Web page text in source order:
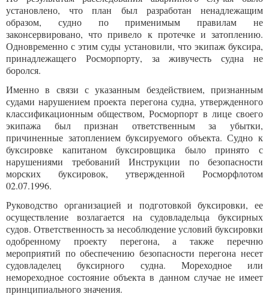
установлено, что план был разработан ненадлежащим
образом, судно по применимым правилам не
законсервировано, что привело к протечке и затоплению.
Одновременно с этим суды установили, что экипаж буксира,
принадлежащего Росморпорту, за живучесть судна не
боролся.
Именно в связи с указанным бездействием, признанным
судами нарушением проекта перегона судна, утвержденного
классификационным обществом, Росморпорт в лице своего
экипажа был признан ответственным за убытки,
причиненные затоплением буксируемого объекта. Судно к
буксировке капитаном буксировщика было принято с
нарушениями требований Инструкции по безопасности
морских буксировок, утвержденной Росморфлотом
02.07.1996.
Руководство организацией и подготовкой буксировки, ее
осуществление возлагается на судовладельца буксирных
судов. Ответственность за несоблюдение условий буксировки
одобренному проекту перегона, а также перечню
мероприятий по обеспечению безопасности перегона несет
судовладелец буксирного судна. Мореходное или
немореходное состояние объекта в данном случае не имеет
принципиального значения.